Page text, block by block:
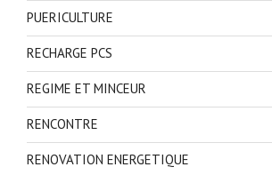
PUERICULTURE
RECHARGE PCS
REGIME ET MINCEUR
RENCONTRE
RENOVATION ENERGETIQUE